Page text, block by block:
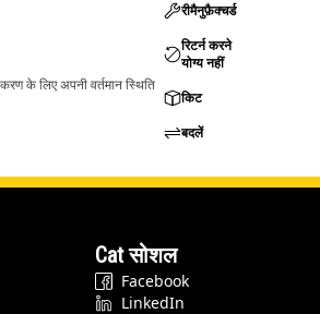
के लिए अपनी वर्तमान स्थिति
रीमैनुफ़ैक्चर्ड
रिटर्न करने
योग्य नहीं
किट
बदलें
Cat सोशल
Facebook
LinkedIn